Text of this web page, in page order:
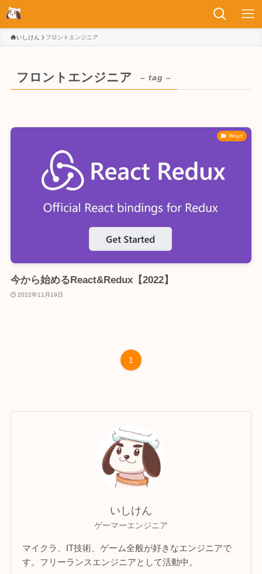
いしけん フロントエンジニア
フロントエンジニア – tag –
React
今から始めるReact&Redux【2022】
2022年11月19日
1
いしけん
ゲーマーエンジニア
マイクラ、IT技術、ゲーム全般が好きなエンジニアで
す。フリーランスエンジニアとして活動中。